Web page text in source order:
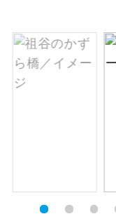
温泉
露天風呂